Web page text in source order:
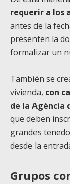
requerir a los
antes de la
presenten la
formalizar un
También se
vivienda, con
de la Agència
que deben
grandes
desde la
Grupos